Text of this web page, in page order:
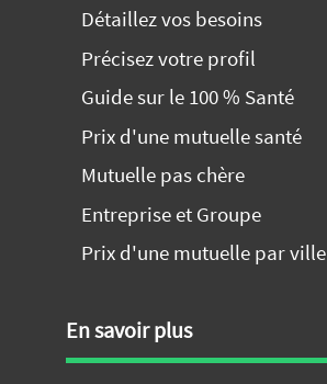
Détaillez vos besoins
Précisez votre profil
Guide sur le 100 % Santé
Prix d'une mutuelle santé
Mutuelle pas chère
Entreprise et Groupe
Prix d'une mutuelle par ville
En savoir plus